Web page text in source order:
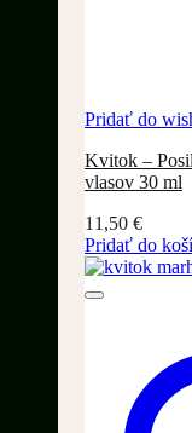
Pridať do
Kvitok –
vlasov 30 ml
11,50 €
Pridať do